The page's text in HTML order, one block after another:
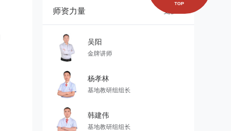
师资力量 更多
吴阳
金牌讲师
杨孝林
基地教研组组长
韩建伟
基地教研组组长